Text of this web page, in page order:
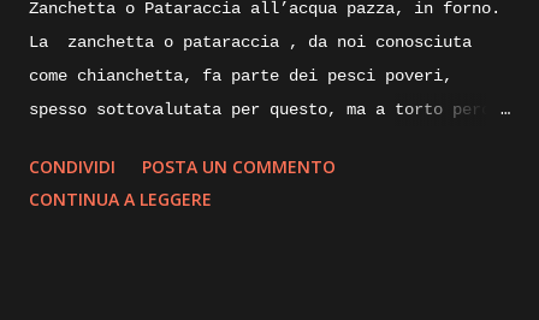
Zanchetta o Pataraccia all’acqua pazza, in forno.
La zanchetta o pataraccia , da noi conosciuta
come chianchetta, fa parte dei pesci poveri,
spesso sottovalutata per questo, ma a torto perche
grassi. Nelle sue taglie piccole e utilizzata
fritta, ma nelle taglie degli esemplari maturi
CONDIVIDI
POSTA UN COMMENTO
CONTINUA A LEGGERE